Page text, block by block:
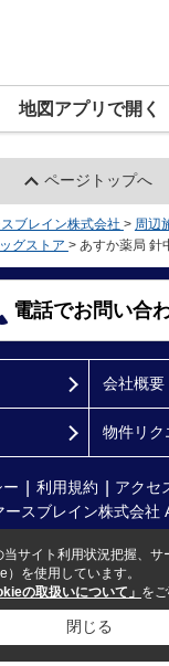
地図アプリで開く
ページトップへ
ブレイン株式会社 > 周辺
グストア > あすか薬局 針
電話でお問い合
会社概要
物件リク
利用規約 アクセ
スブレイン株式会社
サイト利用状況把握、サ
を使用しています。
の取扱いについて」 を
閉じる